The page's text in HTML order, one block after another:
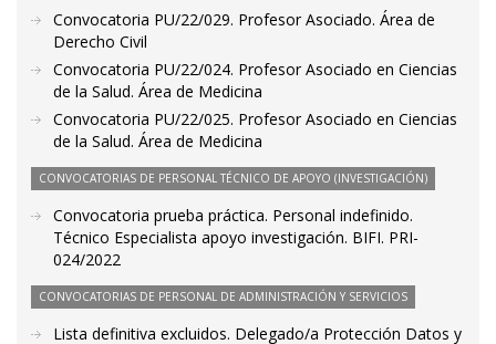
Convocatoria PU/22/029. Profesor Asociado. Área de
Derecho Civil
Convocatoria PU/22/024. Profesor Asociado en Ciencias
de la Salud. Área de Medicina
Convocatoria PU/22/025. Profesor Asociado en Ciencias
de la Salud. Área de Medicina
CONVOCATORIAS DE PERSONAL TÉCNICO DE APOYO (INVESTIGACIÓN)
Convocatoria prueba práctica. Personal indefinido.
Técnico Especialista apoyo investigación. BIFI. PRI-
024/2022
CONVOCATORIAS DE PERSONAL DE ADMINISTRACIÓN Y SERVICIOS
Lista definitiva excluidos. Delegado/a Protección Datos y